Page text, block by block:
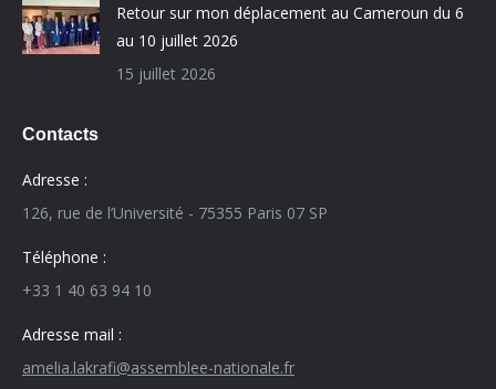
Retour sur mon déplacement au Cameroun du 6
au 10 juillet 2026
15 juillet 2026
Contacts
Adresse :
126, rue de l’Université - 75355 Paris 07 SP
Téléphone :
+33 1 40 63 94 10
Adresse mail :
amelia.lakrafi@assemblee-nationale.fr